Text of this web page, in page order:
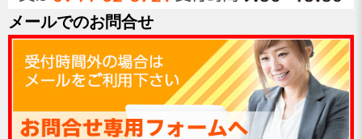
メールでのお問合せ